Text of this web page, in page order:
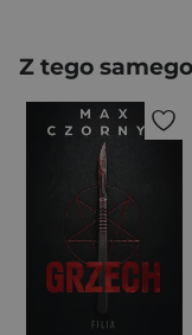
Z tego